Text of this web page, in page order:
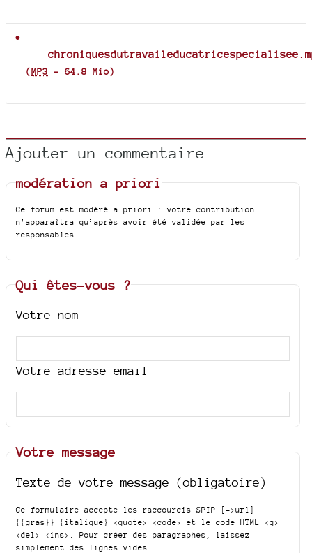
(MP3 - 64.8 Mio)
Ajouter un commentaire
modération a priori
Ce forum est modéré a priori : votre contribution
n’apparaîtra qu’après avoir été validée par les
responsables.
Qui êtes-vous ?
Votre nom
Votre adresse email
Votre message
Texte de votre message (obligatoire)
Ce formulaire accepte les raccourcis SPIP
[->url]
{{gras}} {italique} <quote> <code>
et le code HTML <q>
<del> <ins>
. Pour créer des paragraphes, laissez
simplement des lignes vides.